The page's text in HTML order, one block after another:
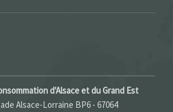
d'Alsace et du Grand Est
Alsace-Lorraine BP6 - 67064